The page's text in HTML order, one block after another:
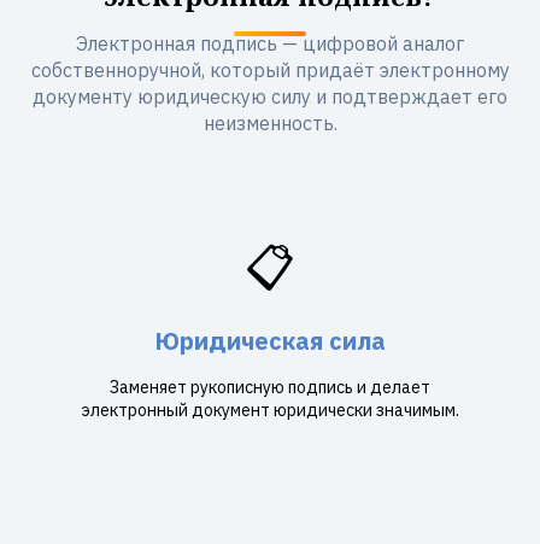
Электронная подпись — цифровой аналог
собственноручной, который придаёт электронному
документу юридическую силу и подтверждает его
неизменность.
📋
Юридическая сила
Заменяет рукописную подпись и делает
электронный документ юридически значимым.